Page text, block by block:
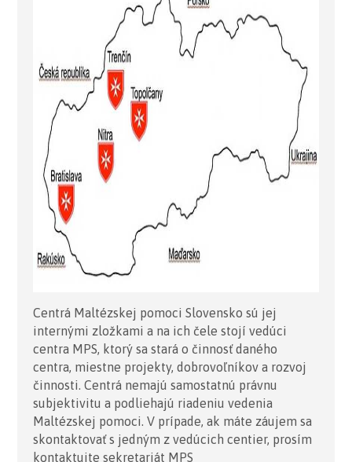
Centrá Maltézskej pomoci Slovensko sú jej
internými zložkami a na ich čele stojí vedúci
centra MPS, ktorý sa stará o činnosť daného
centra, miestne projekty, dobrovoľníkov a rozvoj
činnosti. Centrá nemajú samostatnú právnu
subjektivitu a podliehajú riadeniu vedenia
Maltézskej pomoci. V prípade, ak máte záujem sa
skontaktovať s jedným z vedúcich centier, prosím
kontaktujte sekretariát MPS